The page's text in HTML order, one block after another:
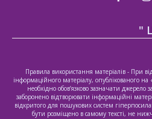
"
Правила використання матеріалів - При
інформаційного матеріалу, опублікованого
необхідно обов’язково зазначати
заборонено відтворювати інформаційні
відкритого для пошукових систем
бути розміщено в самому тексті, не